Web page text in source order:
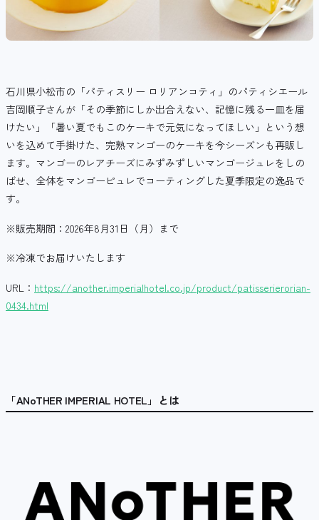
石川県小松市の「パティスリー ロリアンコティ」のパティシエール
吉岡順子さんが「その季節にしか出合えない、記憶に残る一皿を届
けたい」「暑い夏でもこのケーキで元気になってほしい」という想
いを込めて手掛けた、完熟マンゴーのケーキを今シーズンも再販し
ます。マンゴーのレアチーズにみずみずしいマンゴージュレをしの
ばせ、全体をマンゴーピュレでコーティングした夏季限定の逸品で
す。
※販売期間：2026年8月31日（月）まで
※冷凍でお届けいたします
URL： https://another.imperialhotel.co.jp/product/patisserierorian-
0434.html
「ANoTHER IMPERIAL HOTEL 」とは